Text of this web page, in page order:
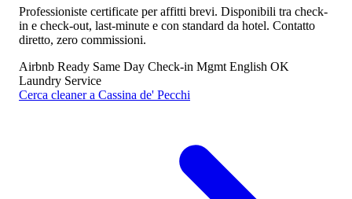
Professioniste certificate per affitti brevi. Disponibili tra check-
in e check-out, last-minute e con standard da hotel. Contatto
diretto, zero commissioni.
Airbnb Ready Same Day Check-in Mgmt English OK
Laundry Service
Cerca cleaner a Cassina de' Pecchi